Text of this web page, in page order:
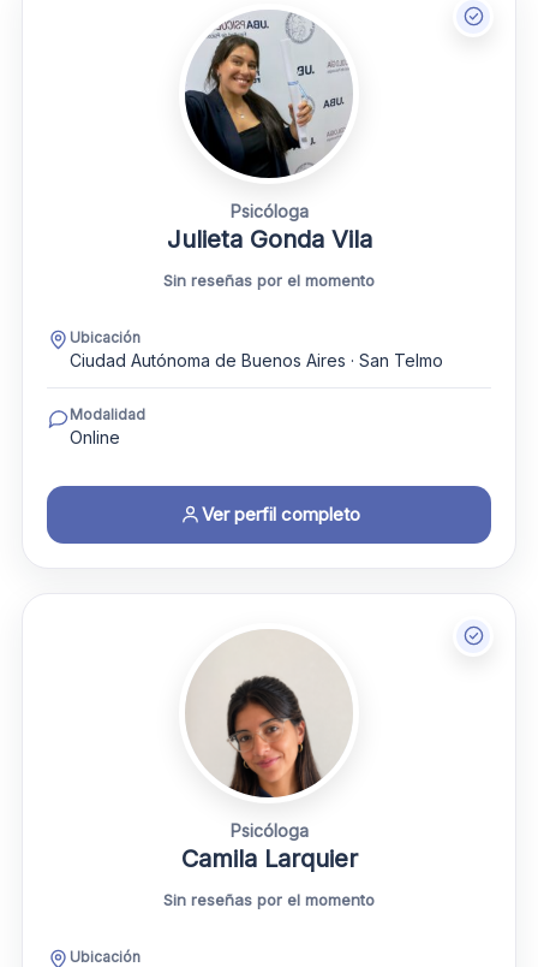
Psicóloga
Julieta Gonda Vila
Sin reseñas por el momento
Ubicación
Ciudad Autónoma de Buenos Aires · San Telmo
Modalidad
Online
Ver perfil completo
Psicóloga
Camila Larquier
Sin reseñas por el momento
Ubicación